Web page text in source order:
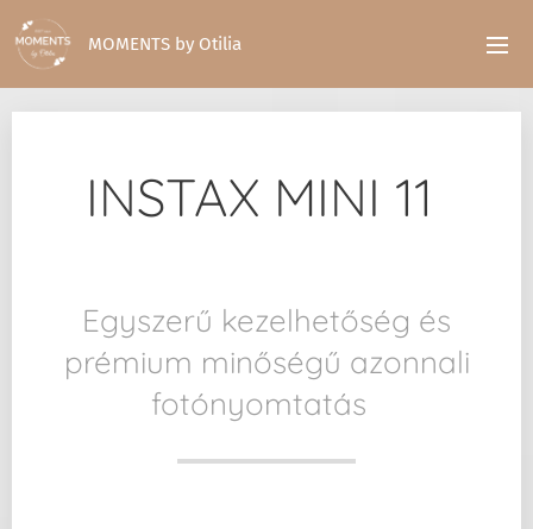
MOMENTS by Otilia
INSTAX MINI 11
Egyszerű kezelhetőség és
prémium minőségű azonnali
fotónyomtatás